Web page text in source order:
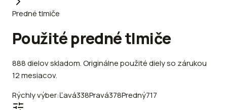
Predné tlmiče
Použité predné tlmiče
888dielovskladom.Originálne použité diely so zárukou
12 mesiacov.
Rýchly výber:Ľavá338Pravá378Predný717